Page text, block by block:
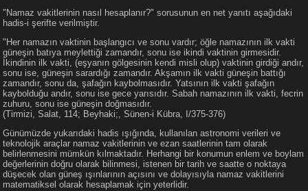
"Namaz vakitlerinin nasıl hesaplanır?" sorusunun en net yanıtı aşağıdaki
hadis-i şerifte verilmiştir.
"Her namazın vaktinin başlangıcı ve sonu vardır; öğle namazının ilk vakti
güneşin batıya meylettiği zamandır, sonu ise ikindi vaktinin girmesidir.
İkindinin ilk vakti, (eşyanın gölgesinin kendi misli olup) vaktinin girdiği andır,
sonu ise, güneşin sarardığı zamandır. Akşamın ilk vakti güneşin battığı
zamandır, sonu da, şafağın kaybolmasıdır. Yatsının ilk vakti şafağın
kaybolduğu andır, sonu ise gece yarısıdır. Sabah namazının ilk vakti, fecrin
zuhuru, sonu ise güneşin doğmasıdır.
(Tirmizi, Salat, 114; Beyhaki;, Sünen-i Kübra, I/375-376)
Günümüzde yukarıdaki hadis ışığında, kullanılan astronomi verileri ve
teknolojik araçlar namaz vakitlerinin ve ezan saatlerinin tam olarak
belirlenmesini mümkün kılmaktadır. Herhangi bir konumun enlem ve boylam
değerlerinin doğru olarak bilinmesi, istenen bir tarih ve saatte o noktaya
düşecek olan güneş ışınlarının açısını ve dolayısıyla namaz vakitlerini
matematiksel olarak hesaplamak için yeterlidir.